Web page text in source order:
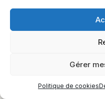
Gérer
Politique de cookies